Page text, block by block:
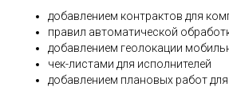
добавлением контрактов для
правил автоматической
добавлением геолокации
чек-листами для исполнителей
добавлением плановых работ